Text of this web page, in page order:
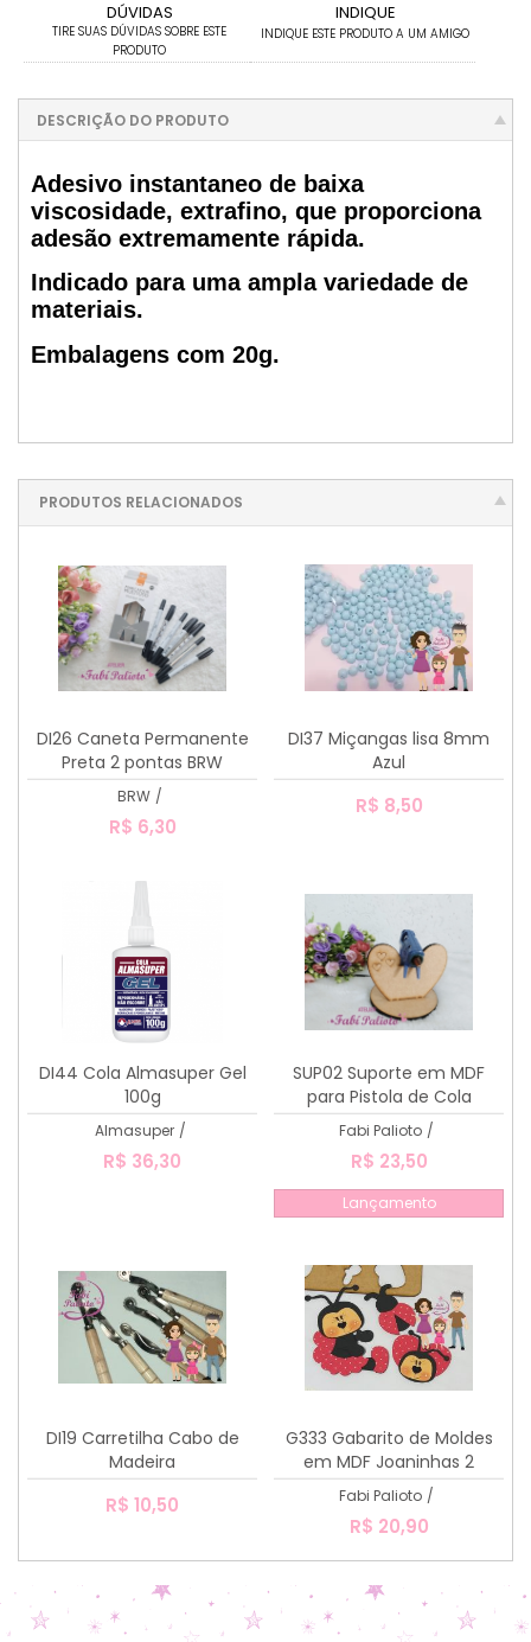
DÚVIDAS
TIRE SUAS DÚVIDAS SOBRE ESTE
PRODUTO
INDIQUE
INDIQUE ESTE PRODUTO A UM AMIGO
DESCRIÇÃO DO PRODUTO
Adesivo instantaneo de baixa
viscosidade, extrafino, que proporciona
adesão extremamente rápida.
Indicado para uma ampla variedade de
materiais.
Embalagens com 20g.
PRODUTOS RELACIONADOS
DI26 Caneta Permanente
Preta 2 pontas BRW
BRW /
R$ 6,30
DI37 Miçangas lisa 8mm
Azul
R$ 8,50
DI44 Cola Almasuper Gel
100g
Almasuper /
R$ 36,30
SUP02 Suporte em MDF
para Pistola de Cola
Quente Love
Fabi Palioto /
R$ 23,50
Lançamento
DI19 Carretilha Cabo de
Madeira
R$ 10,50
G333 Gabarito de Moldes
em MDF Joaninhas 2
Fabi Palioto /
R$ 20,90